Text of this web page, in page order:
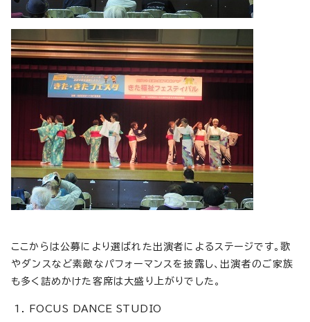
ここからは公募により選ばれた出演者によるステージです。歌
やダンスなど素敵なパフォーマンスを披露し、出演者のご家族
も多く詰めかけた客席は大盛り上がりでした。
FOCUS DANCE STUDIO